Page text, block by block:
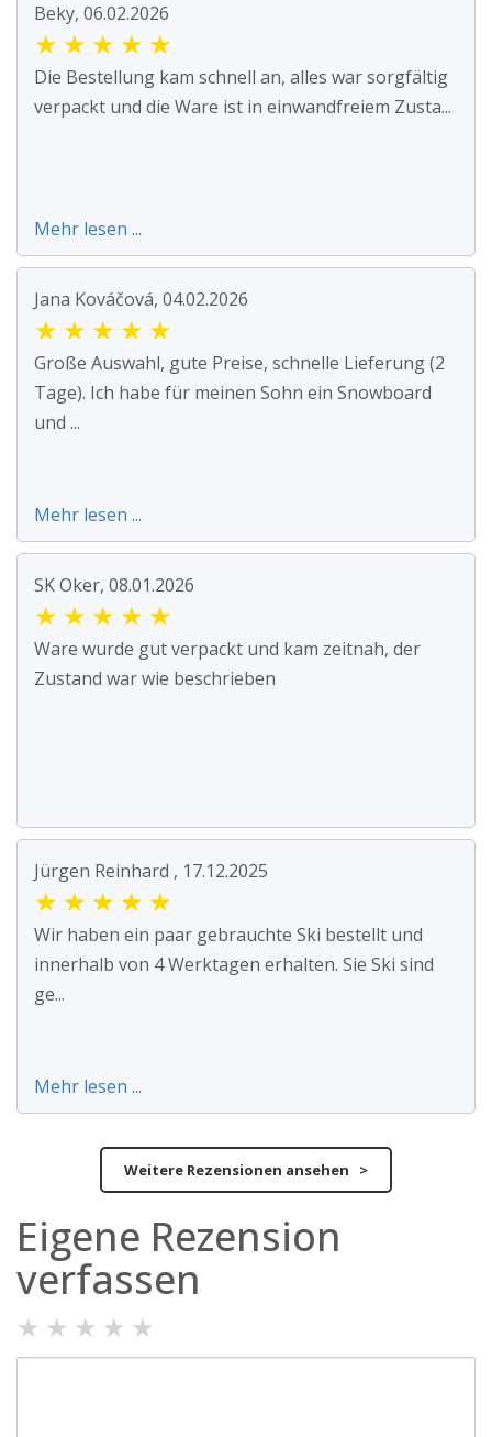
Beky, 06.02.2026
★ ★ ★ ★ ★
Die Bestellung kam schnell an, alles war sorgfältig
verpackt und die Ware ist in einwandfreiem Zusta...
Mehr lesen ...
Jana Kováčová, 04.02.2026
★ ★ ★ ★ ★
Große Auswahl, gute Preise, schnelle Lieferung (2
Tage). Ich habe für meinen Sohn ein Snowboard
und ...
Mehr lesen ...
SK Oker, 08.01.2026
★ ★ ★ ★ ★
Ware wurde gut verpackt und kam zeitnah, der
Zustand war wie beschrieben
Jürgen Reinhard , 17.12.2025
★ ★ ★ ★ ★
Wir haben ein paar gebrauchte Ski bestellt und
innerhalb von 4 Werktagen erhalten. Sie Ski sind
ge...
Mehr lesen ...
Weitere Rezensionen ansehen >
Eigene Rezension
verfassen
★ ★ ★ ★ ★